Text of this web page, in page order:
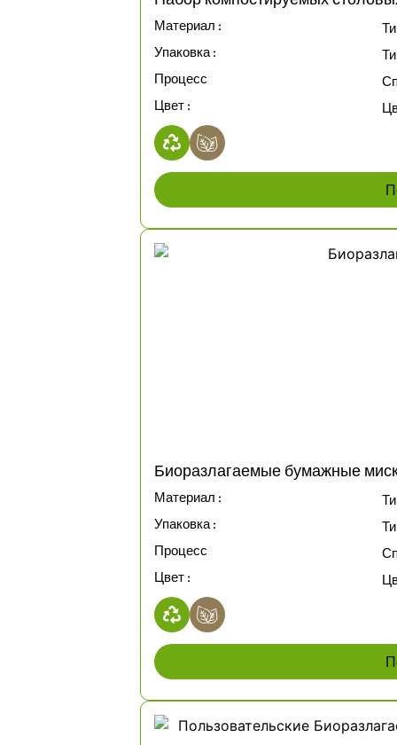
Материал :
Упаковка :
Процесс
Цвет :
Биоразлагаемые бумажные
Материал :
Упаковка :
Процесс
Цвет :